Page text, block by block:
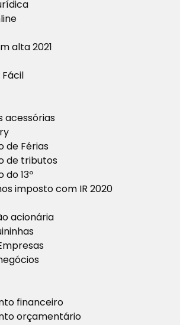
alta 2021
acessórias
de Férias
de tributos
do 13º
imposto com IR 2020
acionária
financeiro
orçamentário